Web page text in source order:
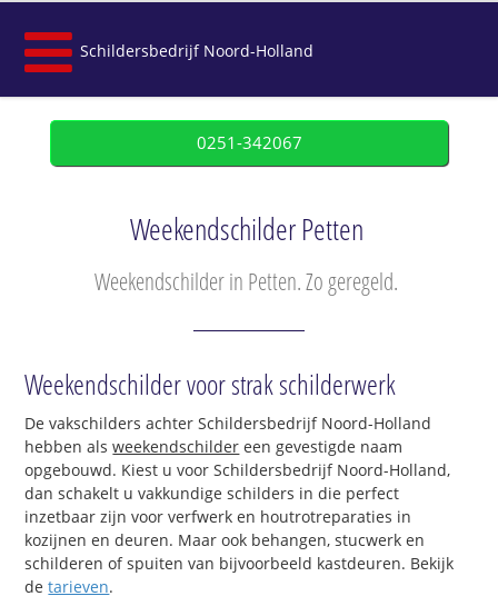
Schildersbedrijf Noord-Holland
0251-342067
Weekendschilder Petten
Weekendschilder in Petten. Zo geregeld.
Weekendschilder voor strak schilderwerk
De vakschilders achter Schildersbedrijf Noord-Holland
hebben alsweekendschilder een gevestigde naam
opgebouwd. Kiest u voor Schildersbedrijf Noord-Holland,
dan schakelt u vakkundige schilders in die perfect
inzetbaar zijn voor verfwerk en houtrotreparaties in
kozijnen en deuren. Maar ook behangen, stucwerk en
schilderen of spuiten van bijvoorbeeld kastdeuren. Bekijk
detarieven.